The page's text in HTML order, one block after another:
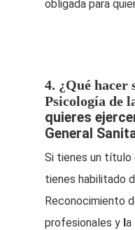
obligada para
4. ¿Qué hacer
Psicología de
quieres
General
Si tienes un título
tienes habilitado
Reconocimiento
profesionales y la